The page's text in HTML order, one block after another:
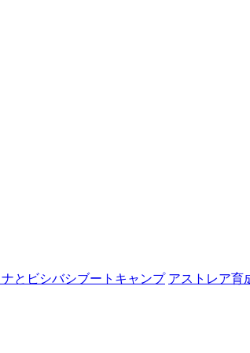
ナとビシバシブートキャンプ アストレア育